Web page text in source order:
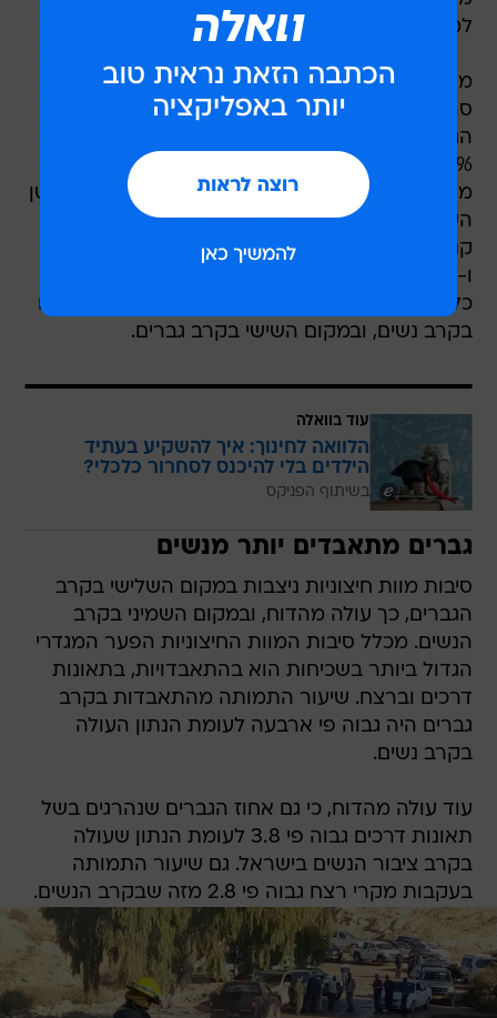
למדינות החברות בארגון.
מחלות הסרטן השכיחות ביותר בקרב גברים היו
סרטן קנה הנשימה הסמפונות והריאה, סרטן המעי
11.9% ו-8.3% מכלל מקרי המוות מסרטן, בהתאמה.
מחלות הסרטן השכיחות ביותר בקרב נשים היו: סרטן
השד, סרטן המעי הגס, החלחולת ופי הטבעת, וסרטן
כלי דם במוח היוו את גורם המוות השלישי בשכיחותו
בקרב נשים, ובמקום השישי בקרב גברים.
עוד בוואלה
הלוואה לחינוך: איך להשקיע בעתיד
הילדים בלי להיכנס לסחרור כלכלי?
בשיתוף הפניקס
גברים מתאבדים יותר מנשים
סיבות מוות חיצוניות ניצבות במקום השלישי בקרב
הגברים, כך עולה מהדוח, ובמקום השמיני בקרב
הנשים. מכלל סיבות המוות החיצוניות הפער המגדרי
הגדול ביותר בשכיחות הוא בהתאבדויות, בתאונות
דרכים וברצח. שיעור התמותה מהתאבדות בקרב
גברים היה גבוה פי ארבעה לעומת הנתון העולה
בקרב נשים.
עוד עולה מהדוח, כי גם אחוז הגברים שנהרגים בשל
תאונות דרכים גבוה פי 3.8 לעומת הנתון שעולה
בקרב ציבור הנשים בישראל. גם שיעור התמותה
בעקבות מקרי רצח גבוה פי 2.8 מזה שבקרב הנשים.